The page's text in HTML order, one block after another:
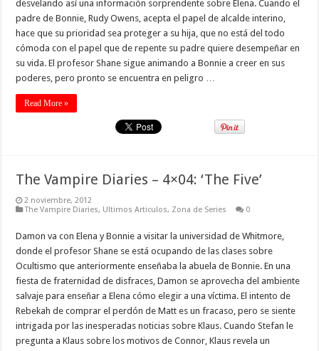
desvelando así una información sorprendente sobre Elena. Cuando el
padre de Bonnie, Rudy Owens, acepta el papel de alcalde interino,
hace que su prioridad sea proteger a su hija, que no está del todo
cómoda con el papel que de repente su padre quiere desempeñar en
su vida. El profesor Shane sigue animando a Bonnie a creer en sus
poderes, pero pronto se encuentra en peligro …
Read More »
The Vampire Diaries – 4×04: ‘The Five’
2 noviembre, 2012
The Vampire Diaries, Ultimos Articulos, Zona de Series 0
Damon va con Elena y Bonnie a visitar la universidad de Whitmore,
donde el profesor Shane se está ocupando de las clases sobre
Ocultismo que anteriormente enseñaba la abuela de Bonnie. En una
fiesta de fraternidad de disfraces, Damon se aprovecha del ambiente
salvaje para enseñar a Elena cómo elegir a una víctima. El intento de
Rebekah de comprar el perdón de Matt es un fracaso, pero se siente
intrigada por las inesperadas noticias sobre Klaus. Cuando Stefan le
pregunta a Klaus sobre los motivos de Connor, Klaus revela un